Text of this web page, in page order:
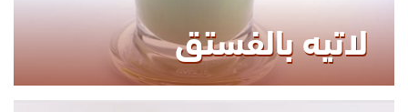
لاتيه بالفستق